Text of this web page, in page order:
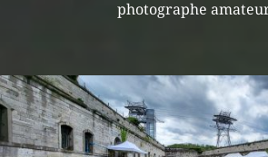
photographe